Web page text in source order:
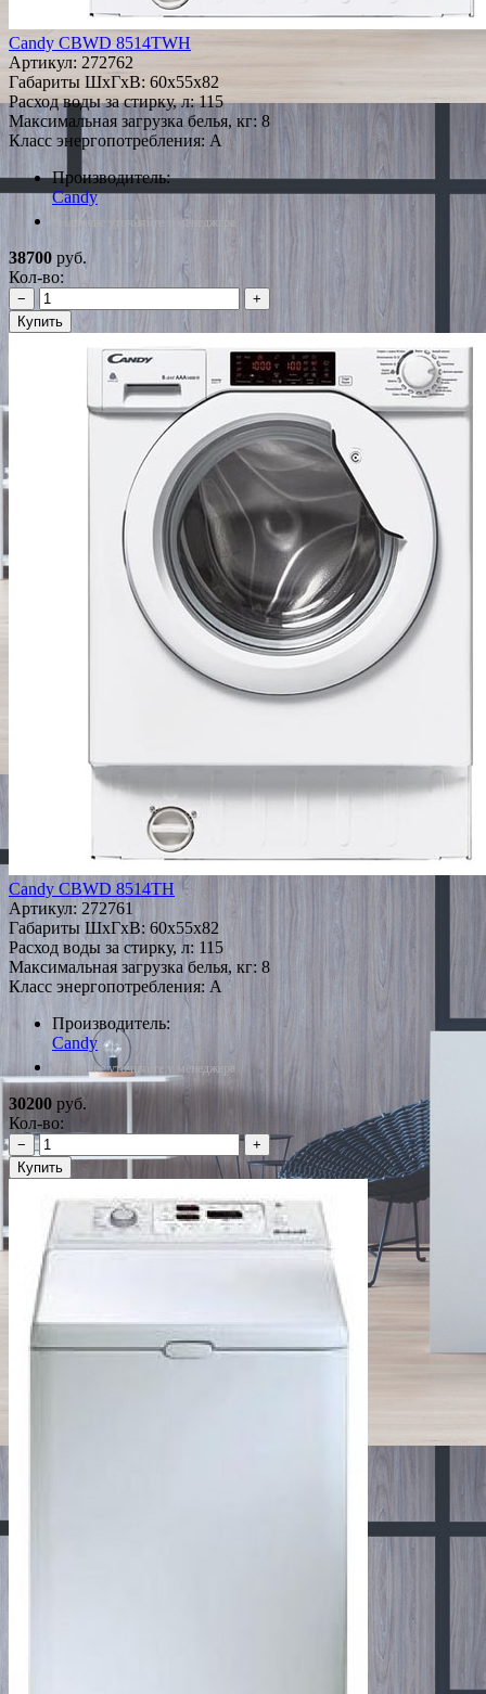
Candy CBWD 8514TWH
Артикул: 272762
Габариты ШxГxВ: 60x55x82
Расход воды за стирку, л: 115
Максимальная загрузка белья, кг: 8
Класс энергопотребления: A
Производитель:
Candy
*Наличие уточняйте у менеджера
38700 руб.
Кол-во:
−
+
Купить
Candy CBWD 8514TH
Артикул: 272761
Габариты ШxГxВ: 60x55x82
Расход воды за стирку, л: 115
Максимальная загрузка белья, кг: 8
Класс энергопотребления: A
Производитель:
Candy
*Наличие уточняйте у менеджера
30200 руб.
Кол-во:
−
+
Купить